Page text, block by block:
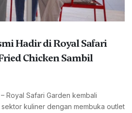
Hadir di Royal Safari
Chicken Sambil
Royal Safari Garden kembali
kuliner dengan membuka outlet